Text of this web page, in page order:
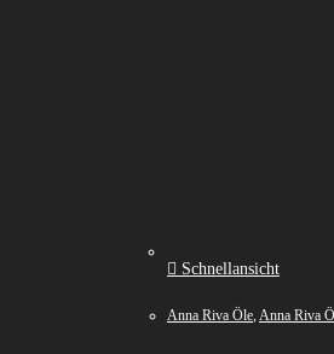
Schnellansicht
Anna Riva Öle, Anna Riva